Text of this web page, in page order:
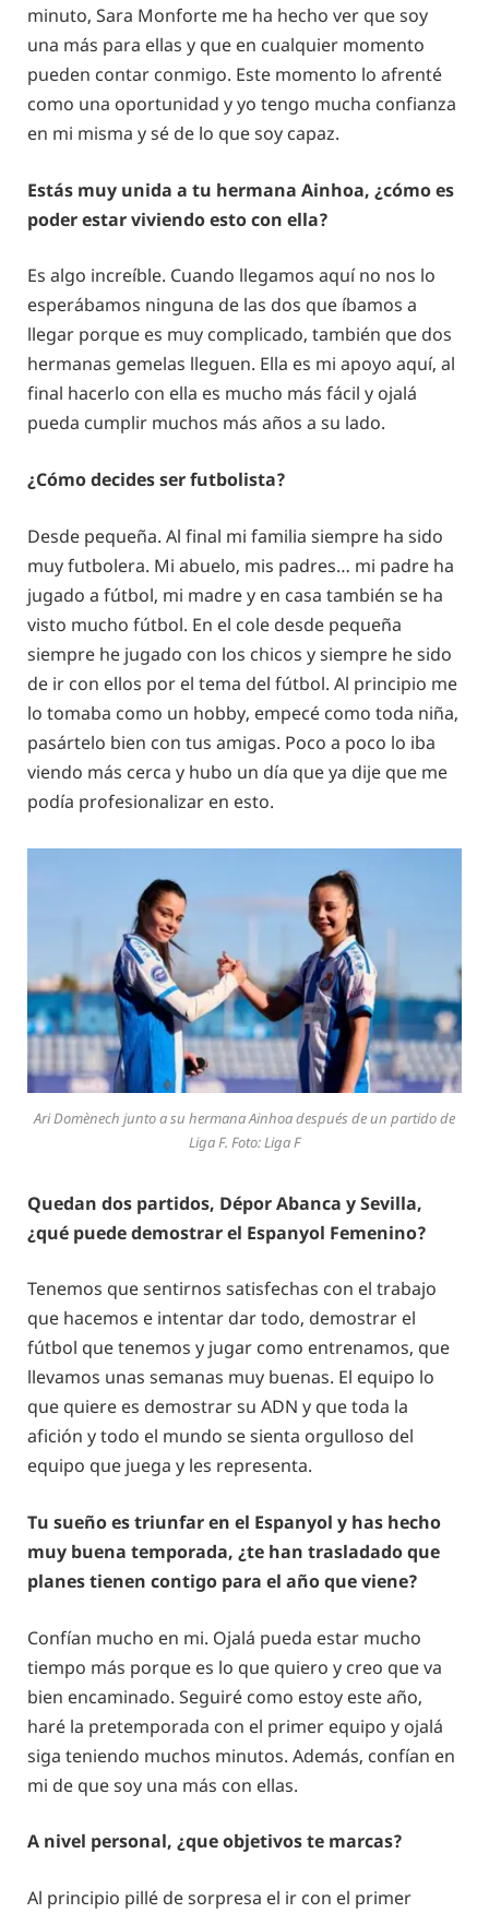
minuto, Sara Monforte me ha hecho ver que soy
una más para ellas y que en cualquier momento
pueden contar conmigo. Este momento lo afrenté
como una oportunidad y yo tengo mucha confianza
en mi misma y sé de lo que soy capaz.
Estás muy unida a tu hermana Ainhoa, ¿cómo es
poder estar viviendo esto con ella?
Es algo increíble. Cuando llegamos aquí no nos lo
esperábamos ninguna de las dos que íbamos a
llegar porque es muy complicado, también que dos
hermanas gemelas lleguen. Ella es mi apoyo aquí, al
final hacerlo con ella es mucho más fácil y ojalá
pueda cumplir muchos más años a su lado.
¿Cómo decides ser futbolista?
Desde pequeña. Al final mi familia siempre ha sido
muy futbolera. Mi abuelo, mis padres… mi padre ha
jugado a fútbol, mi madre y en casa también se ha
visto mucho fútbol. En el cole desde pequeña
siempre he jugado con los chicos y siempre he sido
de ir con ellos por el tema del fútbol. Al principio me
lo tomaba como un hobby, empecé como toda niña,
pasártelo bien con tus amigas. Poco a poco lo iba
viendo más cerca y hubo un día que ya dije que me
podía profesionalizar en esto.
Ari Domènech junto a su hermana Ainhoa después de un partido de
Liga F. Foto: Liga F
Quedan dos partidos, Dépor Abanca y Sevilla,
¿qué puede demostrar el Espanyol Femenino?
Tenemos que sentirnos satisfechas con el trabajo
que hacemos e intentar dar todo, demostrar el
fútbol que tenemos y jugar como entrenamos, que
llevamos unas semanas muy buenas. El equipo lo
que quiere es demostrar su ADN y que toda la
afición y todo el mundo se sienta orgulloso del
equipo que juega y les representa.
Tu sueño es triunfar en el Espanyol y has hecho
muy buena temporada, ¿te han trasladado que
planes tienen contigo para el año que viene?
Confían mucho en mi. Ojalá pueda estar mucho
tiempo más porque es lo que quiero y creo que va
bien encaminado. Seguiré como estoy este año,
haré la pretemporada con el primer equipo y ojalá
siga teniendo muchos minutos. Además, confían en
mi de que soy una más con ellas.
A nivel personal, ¿que objetivos te marcas?
Al principio pillé de sorpresa el ir con el primer